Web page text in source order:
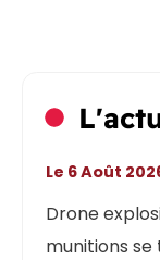
Drone
munitions
Le 6 Août